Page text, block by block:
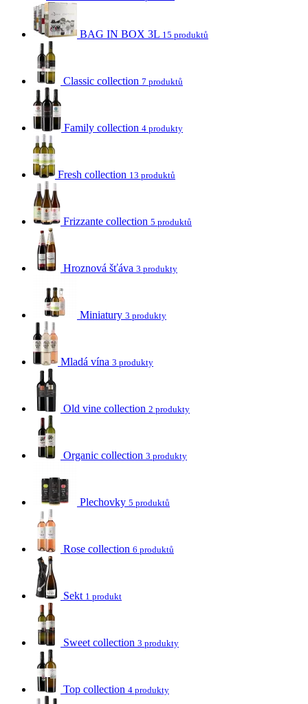
BAG IN BOX 3L 15 produktů
Classic collection 7 produktů
Family collection 4 produkty
Fresh collection 13 produktů
Frizzante collection 5 produktů
Hroznová šťáva 3 produkty
Miniatury 3 produkty
Mladá vína 3 produkty
Old vine collection 2 produkty
Organic collection 3 produkty
Plechovky 5 produktů
Rose collection 6 produktů
Sekt 1 produkt
Sweet collection 3 produkty
Top collection 4 produkty